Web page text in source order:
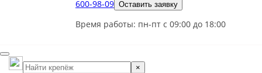
600-98-09 Оставить заявку
Время работы: пн-пт с 09:00 до 18:00
×